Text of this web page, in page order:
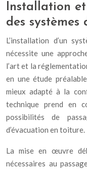
Installation
des systèmes
L’installation d’un
nécessite une
l’art et la
en une étude
mieux adapté à la
technique prend en
possibilités de
d’évacuation en toiture.
La mise en œuvre
nécessaires au